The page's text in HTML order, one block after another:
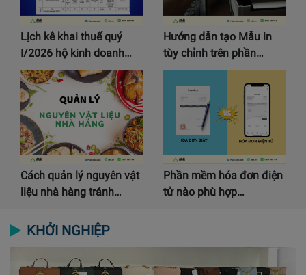
Lịch kê khai thuế quý
I/2026 hộ kinh doanh…
Hướng dẫn tạo Mẫu in
tùy chỉnh trên phần…
Cách quản lý nguyên vật
liệu nhà hàng tránh…
Phần mềm hóa đơn điện
tử nào phù hợp…
KHỞI NGHIỆP